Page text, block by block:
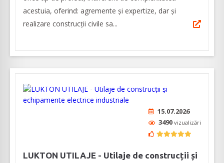
acestuia, oferind: agremente și expertize, dar şi
realizare construcții civile sa...
15.07.2026
3490 vizualizări
LUKTON UTILAJE - Utilaje de construcții și